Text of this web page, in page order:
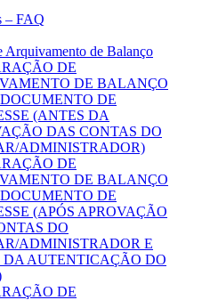
– FAQ
Arquivamento de Balanço
DE
DE BALANÇO
DE
(ANTES DA
DAS CONTAS DO
ADMINISTRADOR)
DE
DE BALANÇO
DE
(APÓS APROVAÇÃO
DO
ADMINISTRADOR E
DA AUTENTICAÇÃO DO
DE